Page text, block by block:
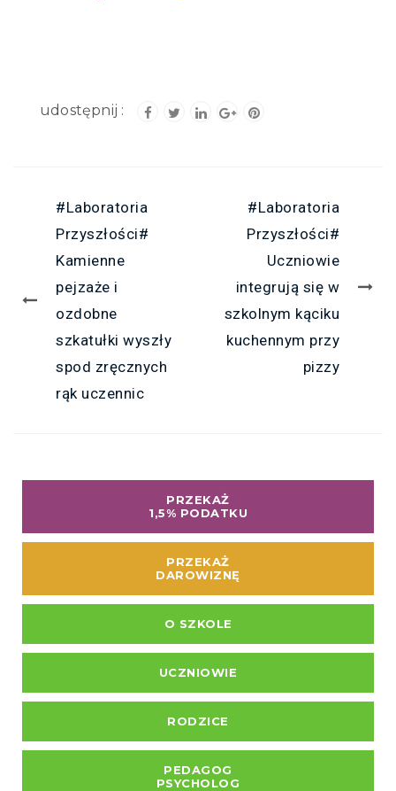
#Laboratoria
Przyszłości#
Kamienne
pejzaże i
ozdobne
szkatułki wyszły
spod zręcznych
rąk uczennic
#Laboratoria
Przyszłości#
Uczniowie
integrują się w
szkolnym kąciku
kuchennym przy
pizzy
PRZEKAŻ
1,5% PODATKU
PRZEKAŻ
DAROWIZNĘ
O SZKOLE
UCZNIOWIE
RODZICE
PEDAGOG
PSYCHOLOG